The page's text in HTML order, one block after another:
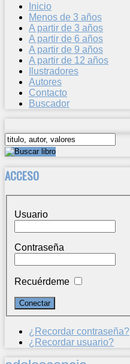
Inicio
Menos de 3 años
A partir de 3 años
A partir de 6 años
A partir de 9 años
A partir de 12 años
Ilustradores
Autores
Contacto
Buscador
ACCESO
Usuario
Contraseña
Recuérdeme
¿Recordar contraseña?
¿Recordar usuario?